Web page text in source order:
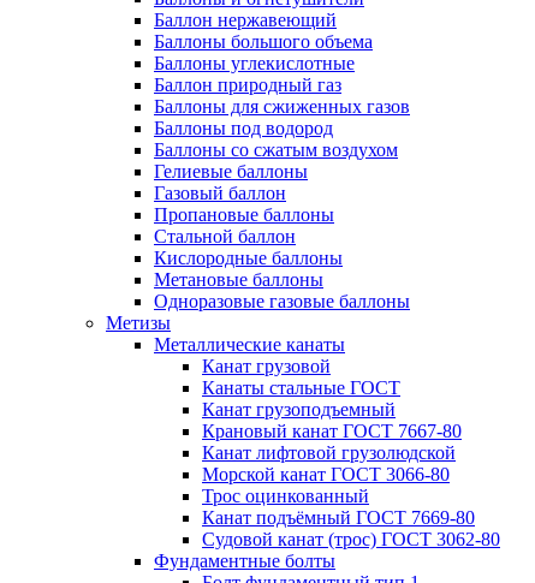
Баллон нержавеющий
Баллоны большого объема
Баллоны углекислотные
Баллон природный газ
Баллоны для сжиженных газов
Баллоны под водород
Баллоны со сжатым воздухом
Гелиевые баллоны
Газовый баллон
Пропановые баллоны
Стальной баллон
Кислородные баллоны
Метановые баллоны
Одноразовые газовые баллоны
Метизы
Металлические канаты
Канат грузовой
Канаты стальные ГОСТ
Канат грузоподъемный
Крановый канат ГОСТ 7667-80
Канат лифтовой грузолюдской
Морской канат ГОСТ 3066-80
Трос оцинкованный
Канат подъёмный ГОСТ 7669-80
Судовой канат (трос) ГОСТ 3062-80
Фундаментные болты